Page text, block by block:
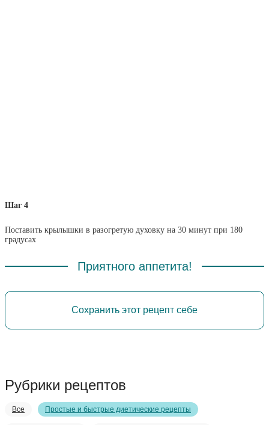
Шаг 4
Поставить крылышки в разогретую духовку на 30 минут при 180
градусах
Приятного аппетита!
Сохранить этот рецепт себе
Рубрики рецептов
Все Простые и быстрые диетические рецепты